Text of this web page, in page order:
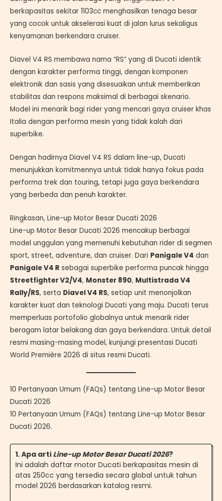
berkapasitas sekitar 1103cc menghasilkan tenaga besar
yang cocok untuk akselerasi kuat di jalan lurus sekaligus
kenyamanan berkendara cruiser.
Diavel V4 RS membawa nama “RS” yang di Ducati identik
dengan karakter performa tinggi, dengan komponen
elektronik dan sasis yang disesuaikan untuk memberikan
stabilitas dan respons maksimal di berbagai skenario.
Model ini menarik bagi rider yang mencari gaya cruiser khas
Italia dengan performa mesin yang tidak kalah dari
superbike.
Dengan hadirnya Diavel V4 RS dalam line-up, Ducati
menunjukkan komitmennya untuk tidak hanya fokus pada
performa trek dan touring, tetapi juga gaya berkendara
yang berbeda dan penuh karakter.
Ringkasan, Line-up Motor Besar Ducati 2026
Line-up Motor Besar Ducati 2026 mencakup berbagai
model unggulan yang memenuhi kebutuhan rider di segmen
sport, street, adventure, dan cruiser. Dari Panigale V4 dan
Panigale V4 R sebagai superbike performa puncak hingga
Streetfighter V2/V4, Monster 890, Multistrada V4
Rally/RS, serta Diavel V4 RS, setiap unit menonjolkan
karakter kuat dan teknologi Ducati yang maju. Ducati terus
memperluas portofolio globalnya untuk menarik rider
beragam latar belakang dan gaya berkendara. Untuk detail
resmi masing-masing model, kunjungi presentasi Ducati
World Première 2026 di situs resmi Ducati.
10 Pertanyaan Umum (FAQs) tentang Line-up Motor Besar
Ducati 2026
10 Pertanyaan Umum (FAQs) tentang Line-up Motor Besar
Ducati 2026.
1. Apa arti Line-up Motor Besar Ducati 2026?
Ini adalah daftar motor Ducati berkapasitas mesin di
atas 250cc yang tersedia secara global untuk tahun
model 2026 berdasarkan katalog resmi.